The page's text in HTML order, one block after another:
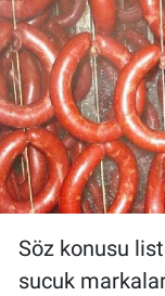
Söz konusu
sucuk
Programlar
Sağlık
Spor
Teknoloji